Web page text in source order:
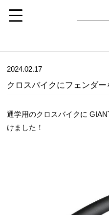
2024.02.17
クロスバイクにフェンダー
通学用のクロスバイクに
けました！